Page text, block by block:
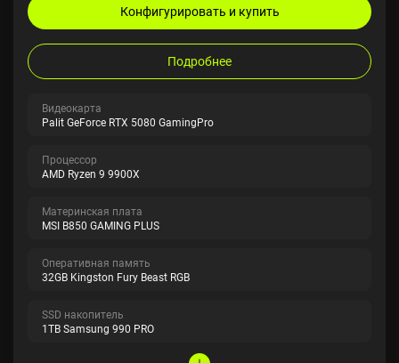
Конфигурировать и купить
Подробнее
Видеокарта
Palit GeForce RTX 5080 GamingPro
Процессор
AMD Ryzen 9 9900X
Материнская плата
MSI B850 GAMING PLUS
Оперативная память
32GB Kingston Fury Beast RGB
SSD накопитель
1TB Samsung 990 PRO